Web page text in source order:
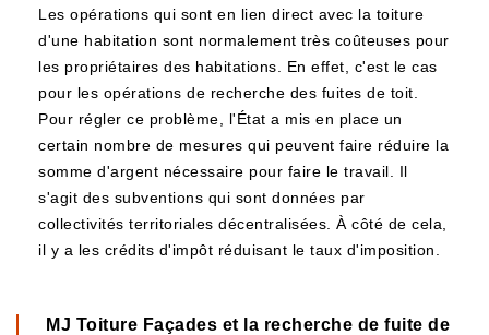
Les opérations qui sont en lien direct avec la toiture
d'une habitation sont normalement très coûteuses pour
les propriétaires des habitations. En effet, c'est le cas
pour les opérations de recherche des fuites de toit.
Pour régler ce problème, l'État a mis en place un
certain nombre de mesures qui peuvent faire réduire la
somme d'argent nécessaire pour faire le travail. Il
s'agit des subventions qui sont données par
collectivités territoriales décentralisées. À côté de cela,
il y a les crédits d'impôt réduisant le taux d'imposition.
MJ Toiture Façades et la recherche de fuite de